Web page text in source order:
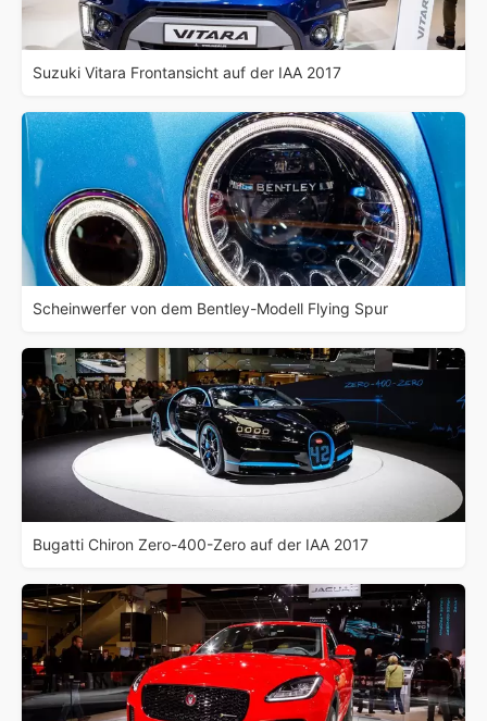
Suzuki Vitara Frontansicht auf der IAA 2017
Scheinwerfer von dem Bentley-Modell Flying Spur
Bugatti Chiron Zero-400-Zero auf der IAA 2017